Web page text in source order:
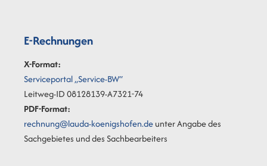
E-Rechnungen
X-Format:
Serviceportal „Service-BW“
Leitweg-ID 08128139-A7321-74
PDF-Format:
rechnung@lauda-koenigshofen.deunter Angabe des
Sachgebietes und des Sachbearbeiters